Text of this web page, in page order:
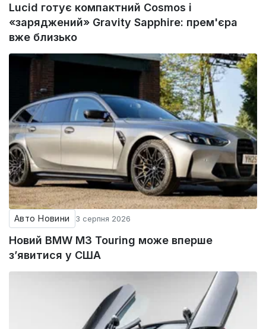
Lucid готує компактний Cosmos і
«заряджений» Gravity Sapphire: прем'єра
вже близько
Авто Новини 3 серпня 2026
Новий BMW M3 Touring може вперше
з’явитися у США